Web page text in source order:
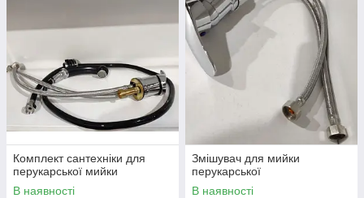
Комплект сантехніки для
перукарської мийки
В наявності
Змішувач для мийки
перукарської
В наявності